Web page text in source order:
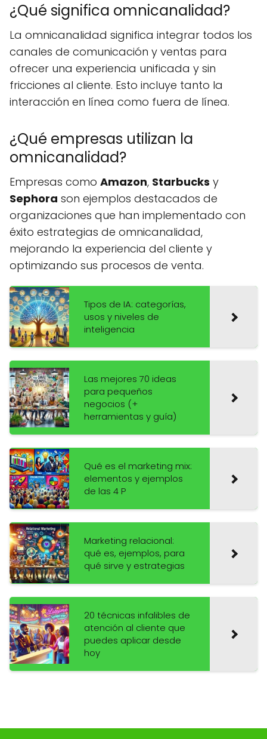
¿Qué significa omnicanalidad?
La omnicanalidad significa integrar todos los
canales de comunicación y ventas para
ofrecer una experiencia unificada y sin
fricciones al cliente. Esto incluye tanto la
interacción en línea como fuera de línea.
¿Qué empresas utilizan la
omnicanalidad?
Empresas como Amazon, Starbucks y
Sephora son ejemplos destacados de
organizaciones que han implementado con
éxito estrategias de omnicanalidad,
mejorando la experiencia del cliente y
optimizando sus procesos de venta.
Tipos de IA: categorías,
usos y niveles de
inteligencia
Las mejores 70 ideas
para pequeños
negocios (+
herramientas y guía)
Qué es el marketing mix:
elementos y ejemplos
de las 4 P
Marketing relacional:
qué es, ejemplos, para
qué sirve y estrategias
20 técnicas infalibles de
atención al cliente que
puedes aplicar desde
hoy